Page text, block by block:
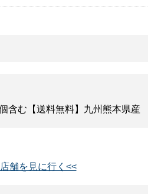
含む【送料無料】九州熊本県産
舗を見に行く<<